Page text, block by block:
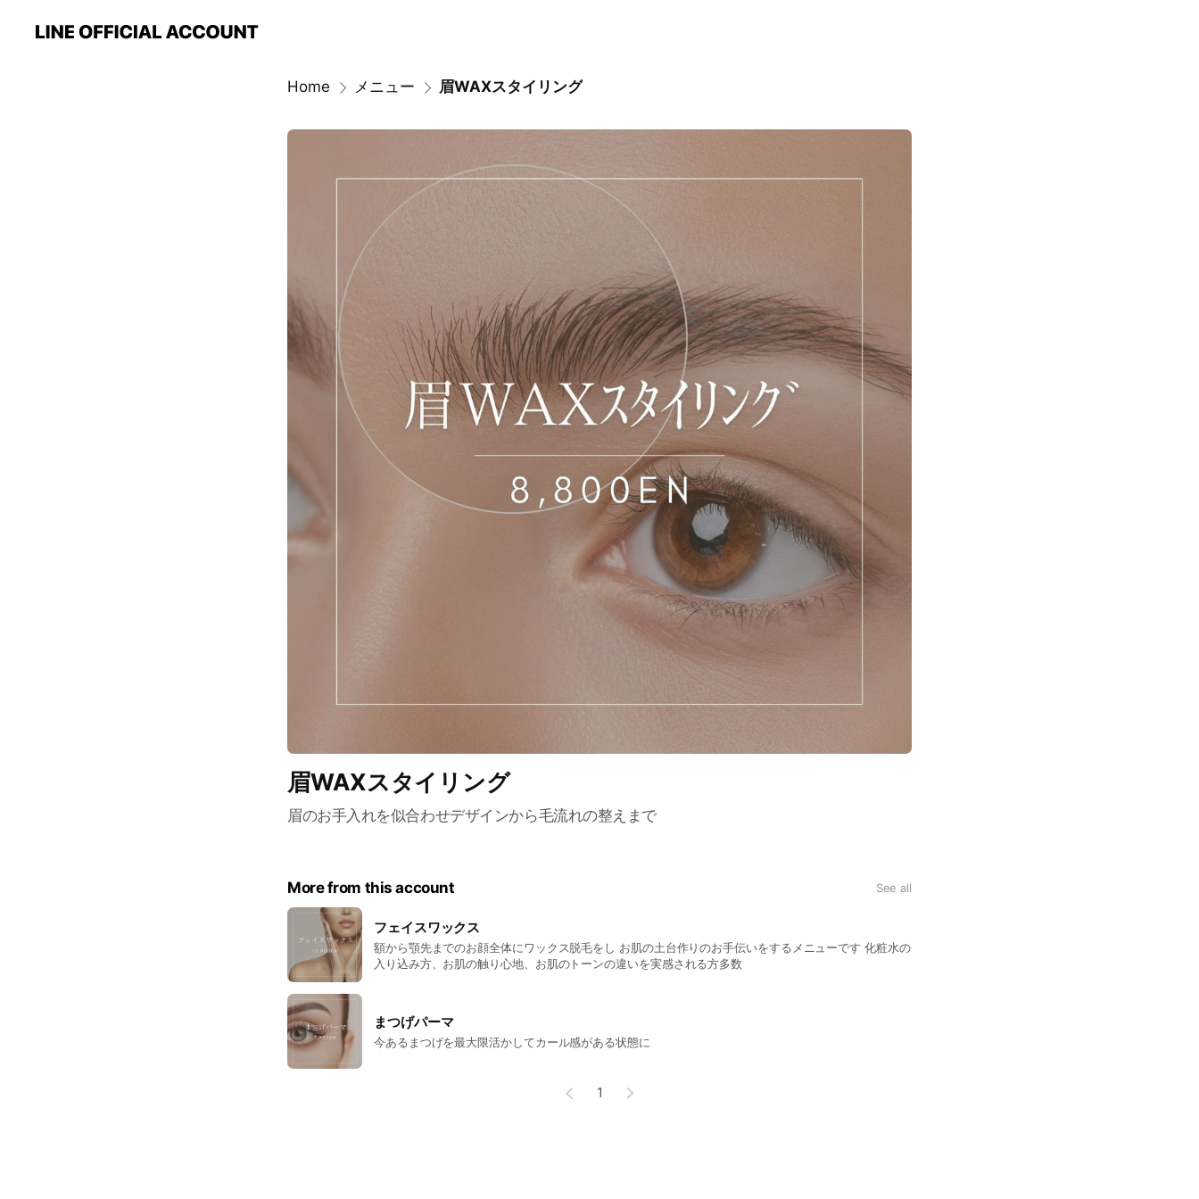
Home メニュー 眉WAXスタイリング
眉WAXスタイリング
眉のお手入れを似合わせデザインから毛流れの整えまで
More from this account See all
フェイスワックス
額から顎先までのお顔全体にワックス脱毛をし お肌の土台作りのお手伝いをするメニューです 化粧水の
入り込み方、お肌の触り心地、お肌のトーンの違いを実感される方多数
まつげパーマ
今あるまつげを最大限活かしてカール感がある状態に
1